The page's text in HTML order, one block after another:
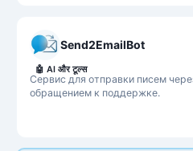
Send2EmailBot
Сервис для отправки писем
обращением к поддержке.
🤖 AI और टूल्स